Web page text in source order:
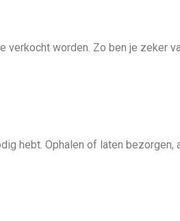
worden. Zo ben je zeker
hebt. Ophalen of laten